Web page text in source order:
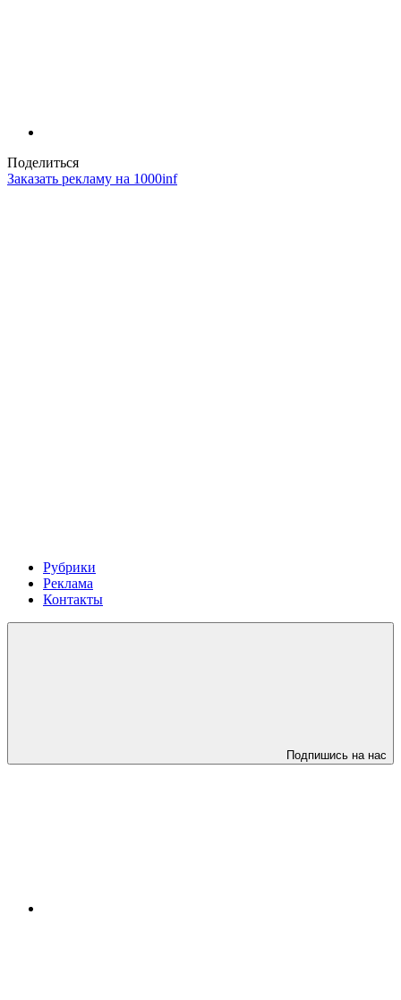
Поделиться
Заказать рекламу на 1000inf
Рубрики
Реклама
Контакты
Подпишись на нас